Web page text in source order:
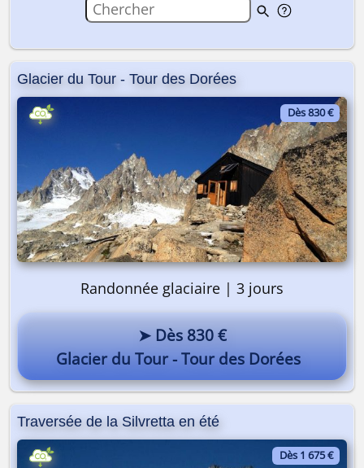
Glacier du Tour - Tour des Dorées
Dès 830 €
Randonnée glaciaire | 3 jours
➤ Dès 830 €
Glacier du Tour - Tour des Dorées
Traversée de la Silvretta en été
Dès 1 675 €